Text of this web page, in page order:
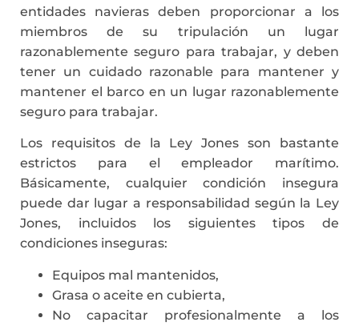
entidades navieras deben proporcionar a los
miembros de su tripulación un lugar
razonablemente seguro para trabajar, y deben
tener un cuidado razonable para mantener y
mantener el barco en un lugar razonablemente
seguro para trabajar.
Los requisitos de la Ley Jones son bastante
estrictos para el empleador marítimo.
Básicamente, cualquier condición insegura
puede dar lugar a responsabilidad según la Ley
Jones, incluidos los siguientes tipos de
condiciones inseguras:
Equipos mal mantenidos,
Grasa o aceite en cubierta,
No capacitar profesionalmente a los